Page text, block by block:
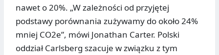
nawet o 20%. „W zależności od przyjętej
podstawy porównania zużywamy do około 24%
mniej CO2e”, mówi Jonathan Carter. Polski
oddział Carlsberg szacuje w związku z tym